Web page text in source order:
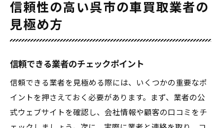
信頼性の高い呉市の車買取業者の
見極め方
信頼できる業者のチェックポイント
信頼できる業者を見極める際には、いくつかの重要なポ
イントを押さえておく必要があります。まず、業者の公
式ウェブサイトを確認し、会社情報や顧客の口コミをチ